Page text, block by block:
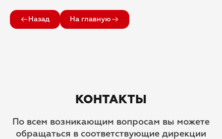
Назад На главную
КОНТАКТЫ
По всем возникающим вопросам вы можете
обращаться в соответствующие дирекции